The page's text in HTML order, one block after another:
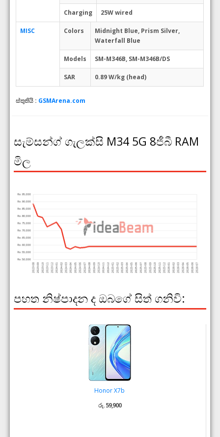
Charging 25W wired
MISC Colors
Midnight Blue, Prism Silver,
Waterfall Blue
Models SM-M346B, SM-M346B/DS
SAR 0.89 W/kg (head)
ස්තුතියි : GSMArena.com
සැම්සන්ග් ගැලක්සි M34 5G 8ජීබී RAM
මිල
පහත නිෂ්පාදන ද ඔබගේ සිත් ගනිවි:
Honor X7b
රු. 59,900